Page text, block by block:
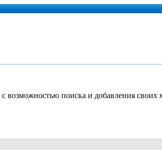
возможностью поиска и добавления своих